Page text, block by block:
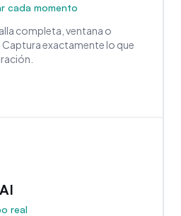
cada momento
completa, ventana o
exactamente lo que
real